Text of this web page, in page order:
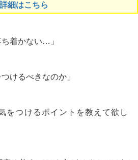
詳細はこちら
ち着かない…」
けるべきなのか」
をつけるポイントを教えて欲し